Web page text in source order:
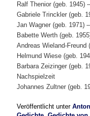
Ralf Thenior (geb. 1945)
Gabriele Trinckler (geb.
Jan Wagner (geb. 1971)
Babette Werth (geb.
Andreas Wieland-Freund
Helmund Wiese (geb.
Barbara Zeizinger (geb.
Nachspielzeit
Johannes Zultner (geb.
Veröffentlicht unter